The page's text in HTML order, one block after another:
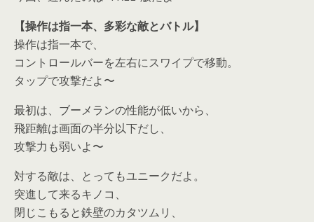
【操作は指一本、多彩な敵とバトル】
操作は指一本で、
コントロールバーを左右にスワイプで移動。
タップで攻撃だよ〜
最初は、ブーメランの性能が低いから、
飛距離は画面の半分以下だし、
攻撃力も弱いよ〜
対する敵は、とってもユニークだよ。
突進して来るキノコ、
閉じこもると鉄壁のカタツムリ、